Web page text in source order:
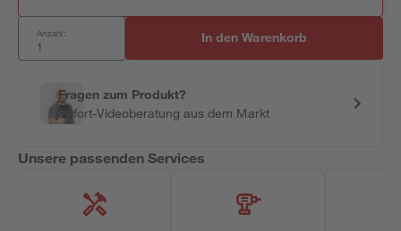
Anzahl: In den Warenkorb
Fragen zum Produkt?
Sofort-Videoberatung aus dem Markt
Unsere passenden Services